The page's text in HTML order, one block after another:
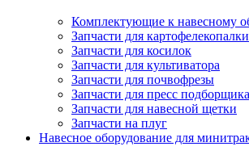
Комплектующие к навесному
Запчасти для картофелекопалки
Запчасти для косилок
Запчасти для культиватора
Запчасти для почвофрезы
Запчасти для пресс
Запчасти для навесной щетки
Запчасти на плуг
Навесное оборудование для